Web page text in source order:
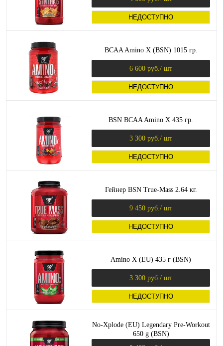
НЕДОСТУПНО
BCAA Amino X (BSN) 1015 гр.
6 600 руб. / шт
НЕДОСТУПНО
BSN BCAA Amino X 435 гр.
3 300 руб. / шт
НЕДОСТУПНО
Гейнер BSN True-Mass 2.64 кг.
9 450 руб. / шт
НЕДОСТУПНО
Amino X (EU) 435 г (BSN)
3 300 руб. / шт
НЕДОСТУПНО
No-Xplode (EU) Legendary Pre-Workout
650 g (BSN)